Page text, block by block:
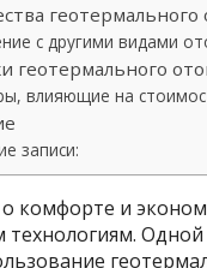
геотермального
с другими видами
геотермального
влияющие на
записи:
комфорте и
Одной